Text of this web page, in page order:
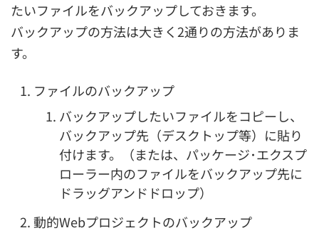
たいファイルをバックアップしておきます。
バックアップの方法は大きく2通りの方法がありま
す。
ファイルのバックアップ
バックアップしたいファイルをコピーし、
バックアップ先（デスクトップ等）に貼り
付けます。（または、パッケージ･エクスプ
ローラー内のファイルをバックアップ先に
ドラッグアンドドロップ）
動的Webプロジェクトのバックアップ